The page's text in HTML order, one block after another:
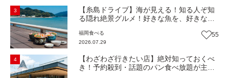
3
【糸島ドライブ】海が見える！知る人ぞ知
る隠れ絶景グルメ！好きな魚を、好きなだ
堂』（福岡市西区）【まち歩き】
福岡食べる
2026.07.29
55
4
【わざわざ行きたい店】絶対知っておくべ
き！予約殺到・話題のパン食べ放題が主